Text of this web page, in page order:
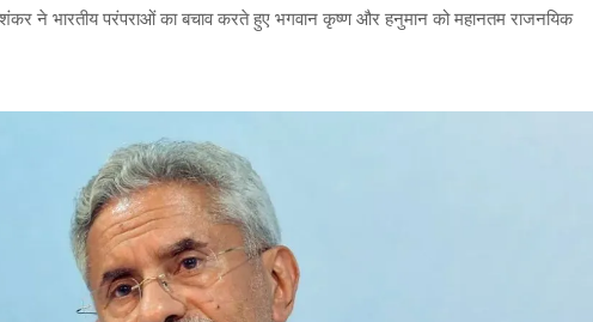
ने भारतीय परंपराओं का बचाव करते हुए भगवान कृष्ण और हनुमान को महानतम राजनयिक